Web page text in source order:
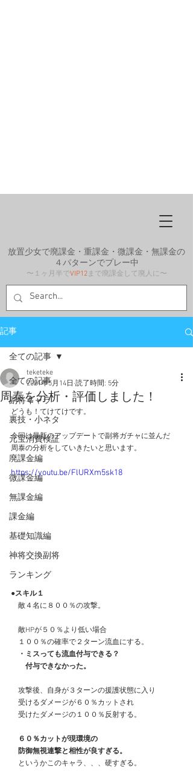
放置少女で廃課金・重課金・微課金・無課金の
４パターンでプレー中
〜１ヶ月半でVIP12まで廃課金して廃人に〜
記事
全ての記事
副将キャラ
裏技・小ネタ
元宝消費検証
廃課金編
微課金編
無課金編
課金編
基礎知識編
神将交換副将
ランキング
全ての記事
周泰を分析・評価しました！
teketeke
2021年5月14日 読了時間: 5分
どうも！てけてけです。
今回は最新のアップデートで副将ガチャに並んだ
周泰の分析をしていきたいと思います。
https://youtu.be/FlURXm5sk18
●スキル１
敵４名に８００％の攻撃。
敵HPが５０％より低い場合
１００％の確率で２ターン流血にする。
・ミスっても流血付与できる？
付与できなかった。
攻撃後、自身が３ターンの援護状態に入り
受けるダメージが６０％カットされ
受けたダメージの１００％反射する。
６０％カットが現環境の
防御無視連撃と相性が良すぎる。
というかこのキャラ、、、硬すぎる。